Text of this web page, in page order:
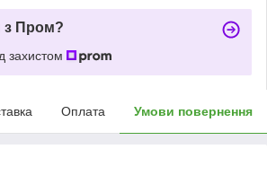
з Пром?
захистом
Оплата Умови повернення